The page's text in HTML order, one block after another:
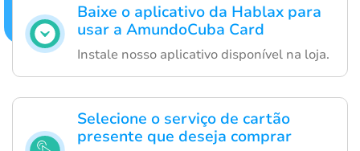
Baixe o aplicativo da Hablax para
usar a AmundoCuba Card
Instale nosso aplicativo disponível na loja.
Selecione o serviço de cartão
presente que deseja comprar